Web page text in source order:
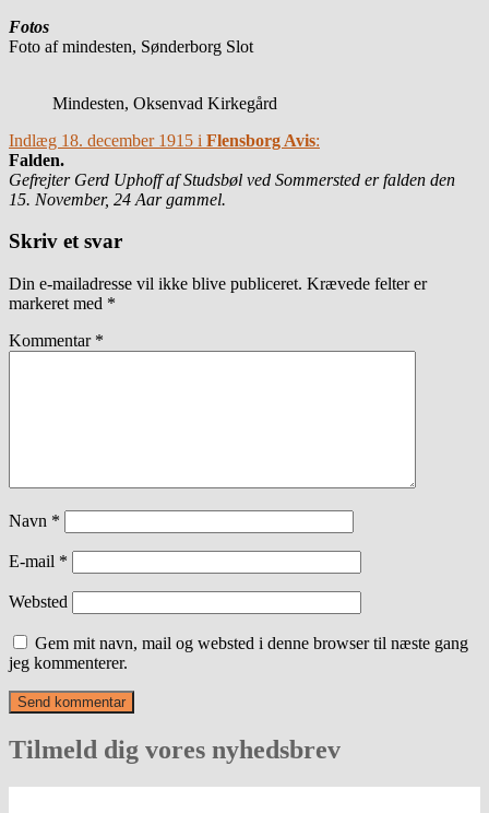
Fotos
Foto af mindesten, Sønderborg Slot
Mindesten, Oksenvad Kirkegård
Indlæg 18. december 1915 i Flensborg Avis:
Falden.
Gefrejter Gerd Uphoff af Studsbøl ved Sommersted er falden den
15. November, 24 Aar gammel.
Skriv et svar
Din e-mailadresse vil ikke blive publiceret. Krævede felter er
markeret med *
Kommentar *
Navn *
E-mail *
Websted
Gem mit navn, mail og websted i denne browser til næste gang
jeg kommenterer.
Tilmeld dig vores nyhedsbrev